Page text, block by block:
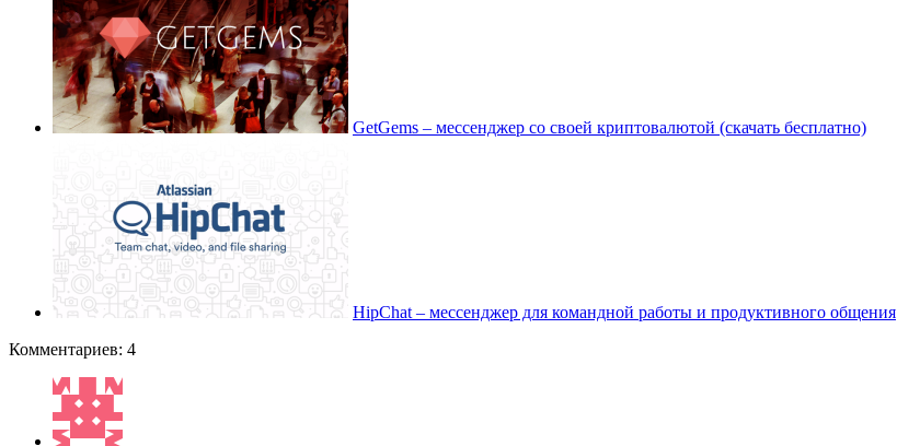
GetGems – мессенджер со своей криптовалютой (скачать бесплатно)
HipChat – мессенджер для командной работы и продуктивного общения
Комментариев: 4